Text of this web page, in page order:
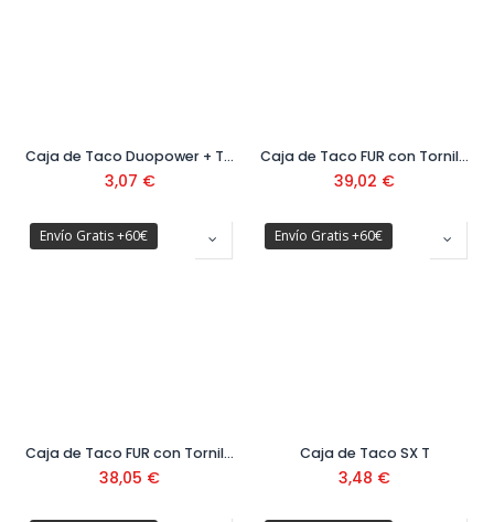
Caja de Taco Duopower + Taco Autoservicio
3,07 €
Caja de Taco FUR con Tornillo SS ( 50 uds)
39,02 €
Envío Gratis +60€
Caja de Taco FUR con Tornillo T ( 50 uds)
38,05 €
Envío Gratis +60€
Caja de Taco SX T
3,48 €